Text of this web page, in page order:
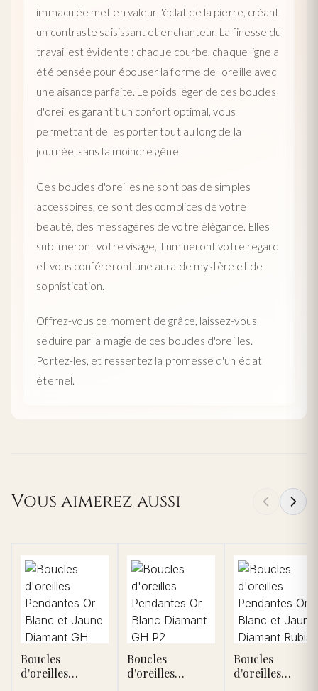
immaculée met en valeur l'éclat de la pierre, créant
un contraste saisissant et enchanteur. La finesse du
travail est évidente : chaque courbe, chaque ligne a
été pensée pour épouser la forme de l'oreille avec
une aisance parfaite. Le poids léger de ces boucles
d'oreilles garantit un confort optimal, vous
permettant de les porter tout au long de la
journée, sans la moindre gêne.
Ces boucles d'oreilles ne sont pas de simples
accessoires, ce sont des complices de votre
beauté, des messagères de votre élégance. Elles
sublimeront votre visage, illumineront votre regard
et vous conféreront une aura de mystère et de
sophistication.
Offrez-vous ce moment de grâce, laissez-vous
séduire par la magie de ces boucles d'oreilles.
Portez-les, et ressentez la promesse d'un éclat
éternel.
Vous aimerez aussi
Boucles
d'oreilles
Boucles
d'oreilles
Boucles
d'oreilles